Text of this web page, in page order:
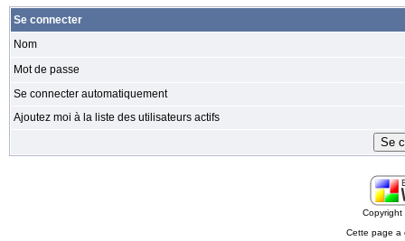
Se connecter
Nom
Mot de passe
Se connecter automatiquement
Ajoutez moi à la liste des utilisateurs actifs
Cette page a